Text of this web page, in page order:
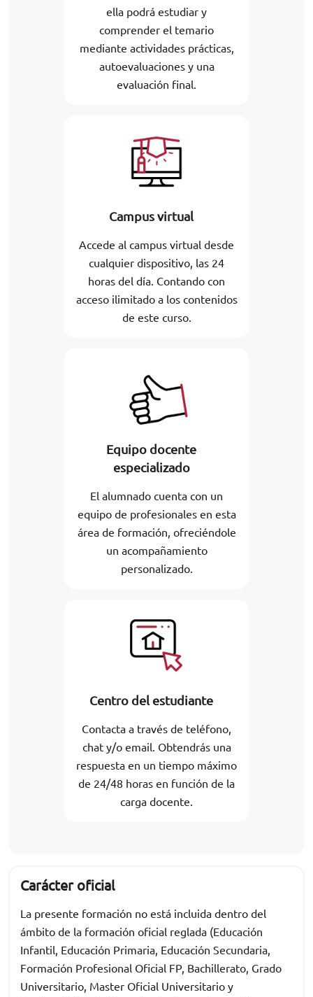
ella podrá estudiar y
comprender el temario
mediante actividades prácticas,
autoevaluaciones y una
evaluación final.
Campus virtual
Accede al campus virtual desde
cualquier dispositivo, las 24
horas del día. Contando con
acceso ilimitado a los contenidos
de este curso.
Equipo docente
especializado
El alumnado cuenta con un
equipo de profesionales en esta
área de formación, ofreciéndole
un acompañamiento
personalizado.
Centro del estudiante
Contacta a través de teléfono,
chat y/o email. Obtendrás una
respuesta en un tiempo máximo
de 24/48 horas en función de la
carga docente.
Carácter oficial
La presente formación no está incluida dentro del
ámbito de la formación oficial reglada (Educación
Infantil, Educación Primaria, Educación Secundaria,
Formación Profesional Oficial FP, Bachillerato, Grado
Universitario, Master Oficial Universitario y